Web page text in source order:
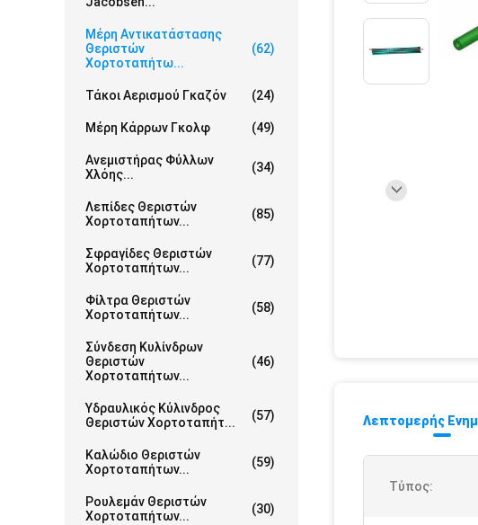
Μέρη Αντικατάστασης
Θεριστών
Χορτοταπήτω...
(62)
Τάκοι Αερισμού Γκαζόν (24)
Μέρη Κάρρων Γκολφ (49)
Ανεμιστήρας Φύλλων
Χλόης...
(34)
Λεπίδες Θεριστών
Χορτοταπήτων...
(85)
Σφραγίδες Θεριστών
Χορτοταπήτων...
(77)
Φίλτρα Θεριστών
Χορτοταπήτων...
(58)
Σύνδεση Κυλίνδρων
Θεριστών
Χορτοταπήτων...
(46)
Υδραυλικός Κύλινδρος
Θεριστών Χορτοταπήτ...
(57)
Καλώδιο Θεριστών
Χορτοταπήτων...
(59)
Ρουλεμάν Θεριστών
Χορτοταπήτων...
(30)
Λεπτομερής
Τύπος: